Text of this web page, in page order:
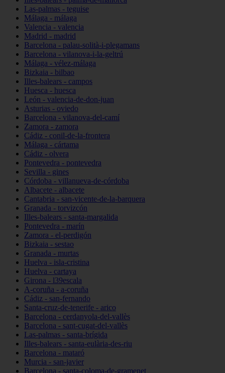
Las-palmas - teguise
Málaga - málaga
Valencia - valencia
Madrid - madrid
Barcelona - palau-solità-i-plegamans
Barcelona - vilanova-i-la-geltrú
Málaga - vélez-málaga
Bizkaia - bilbao
Illes-balears - campos
Huesca - huesca
León - valencia-de-don-juan
Asturias - oviedo
Barcelona - vilanova-del-camí
Zamora - zamora
Cádiz - conil-de-la-frontera
Málaga - cártama
Cádiz - olvera
Pontevedra - pontevedra
Sevilla - gines
Córdoba - villanueva-de-córdoba
Albacete - albacete
Cantabria - san-vicente-de-la-barquera
Granada - torvizcón
Illes-balears - santa-margalida
Pontevedra - marín
Zamora - el-perdigón
Bizkaia - sestao
Granada - murtas
Huelva - isla-cristina
Huelva - cartaya
Girona - l39escala
A-coruña - a-coruña
Cádiz - san-fernando
Santa-cruz-de-tenerife - arico
Barcelona - cerdanyola-del-vallès
Barcelona - sant-cugat-del-vallès
Las-palmas - santa-brígida
Illes-balears - santa-eulària-des-riu
Barcelona - mataró
Murcia - san-javier
Barcelona - santa-coloma-de-gramenet